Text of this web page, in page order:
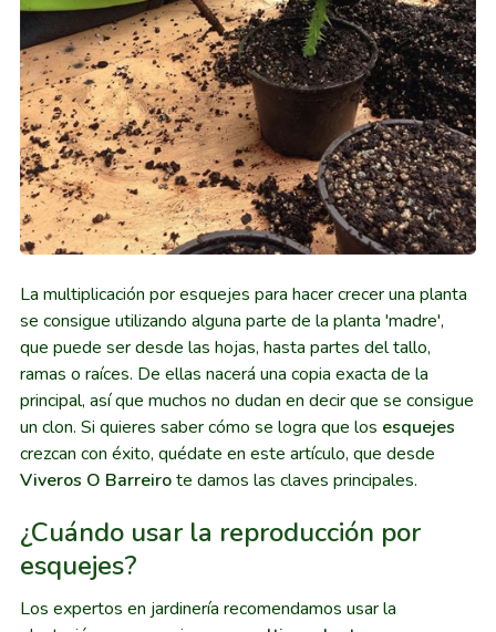
La multiplicación por esquejes para hacer crecer una planta
se consigue utilizando alguna parte de la planta 'madre',
que puede ser desde las hojas, hasta partes del tallo,
ramas o raíces. De ellas nacerá una copia exacta de la
principal, así que muchos no dudan en decir que se consigue
un clon. Si quieres saber cómo se logra que los esquejes
crezcan con éxito, quédate en este artículo, que desde
Viveros O Barreirote damos las claves principales.
¿Cuándo usar la reproducción por
esquejes?
Los expertos en jardinería recomendamos usar la